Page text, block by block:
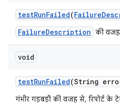
testRunFailed(Failure
FailureDescription की वजह
void
testRunFailed(String
गंभीर गड़बड़ी की वजह से, रिपोर्ट के